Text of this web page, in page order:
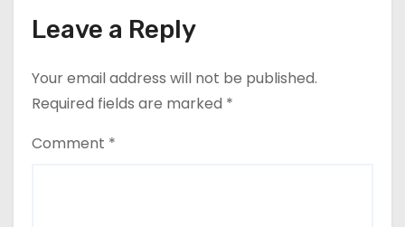
Leave a Reply
Your email address will not be published.
Required fields are marked *
Comment *